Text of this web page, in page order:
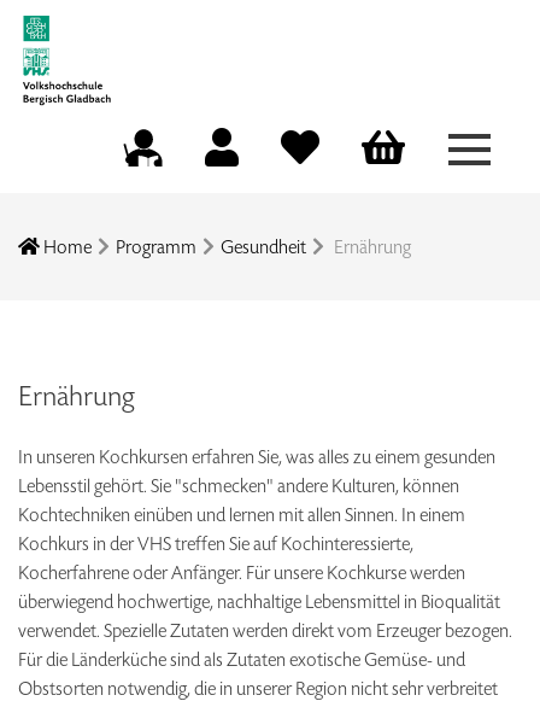
Menü
Home Programm Gesundheit Ernährung
Ernährung
In unseren Kochkursen erfahren Sie, was alles zu einem gesunden
Lebensstil gehört. Sie "schmecken" andere Kulturen, können
Kochtechniken einüben und lernen mit allen Sinnen. In einem
Kochkurs in der VHS treffen Sie auf Kochinteressierte,
Kocherfahrene oder Anfänger. Für unsere Kochkurse werden
überwiegend hochwertige, nachhaltige Lebensmittel in Bioqualität
verwendet. Spezielle Zutaten werden direkt vom Erzeuger bezogen.
Für die Länderküche sind als Zutaten exotische Gemüse- und
Obstsorten notwendig, die in unserer Region nicht sehr verbreitet